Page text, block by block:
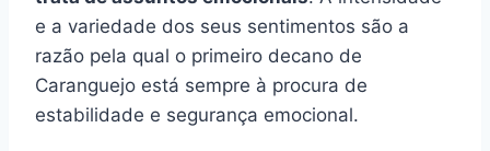
e a variedade dos seus sentimentos são a
razão pela qual o primeiro decano de
Caranguejo está sempre à procura de
estabilidade e segurança emocional.